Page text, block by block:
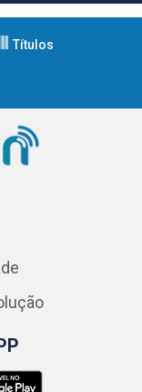
Títulos